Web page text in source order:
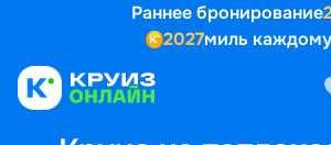
Раннее бронирование
2027миль каждому
Выбор кают